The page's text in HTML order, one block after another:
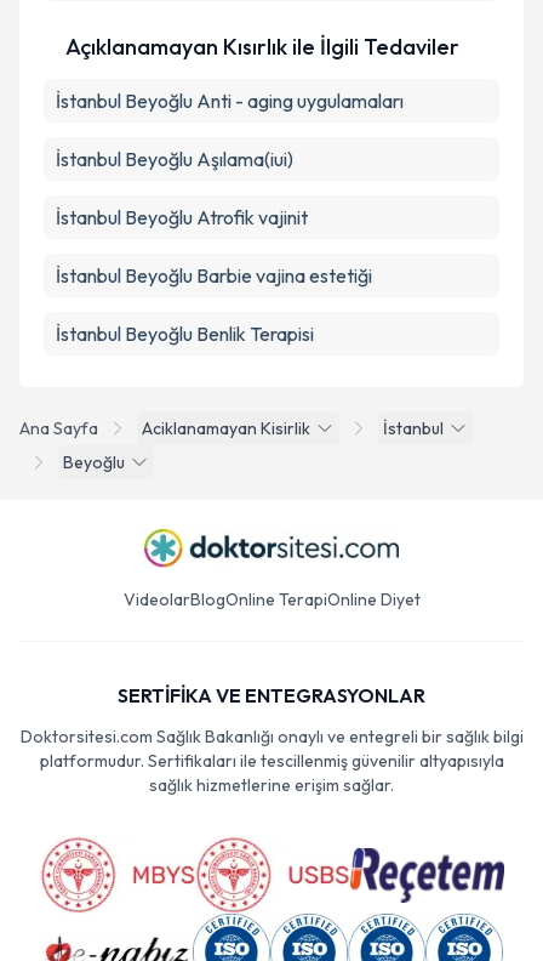
Ana Sayfa Aciklanamayan Kisirlik
İstanbul
Beyoğlu
Açıklanamayan Kısırlık ile İlgili Tedaviler
İstanbul Beyoğlu Anti - aging uygulamaları
İstanbul Beyoğlu Aşılama(iui)
İstanbul Beyoğlu Atrofik vajinit
İstanbul Beyoğlu Barbie vajina estetiği
İstanbul Beyoğlu Benlik Terapisi
VideolarBlogOnline TerapiOnline Diyet
SERTİFİKA VE ENTEGRASYONLAR
Doktorsitesi.com Sağlık Bakanlığı onaylı ve entegreli bir sağlık bilgi
platformudur. Sertifikaları ile tescillenmiş güvenilir altyapısıyla
sağlık hizmetlerine erişim sağlar.